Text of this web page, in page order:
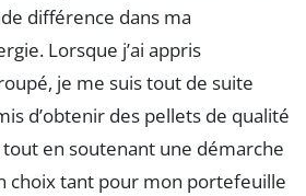
différence dans ma
Lorsque j’ai appris
je me suis tout de suite
d’obtenir des pellets de qualité
en soutenant une démarche
choix tant pour mon portefeuille